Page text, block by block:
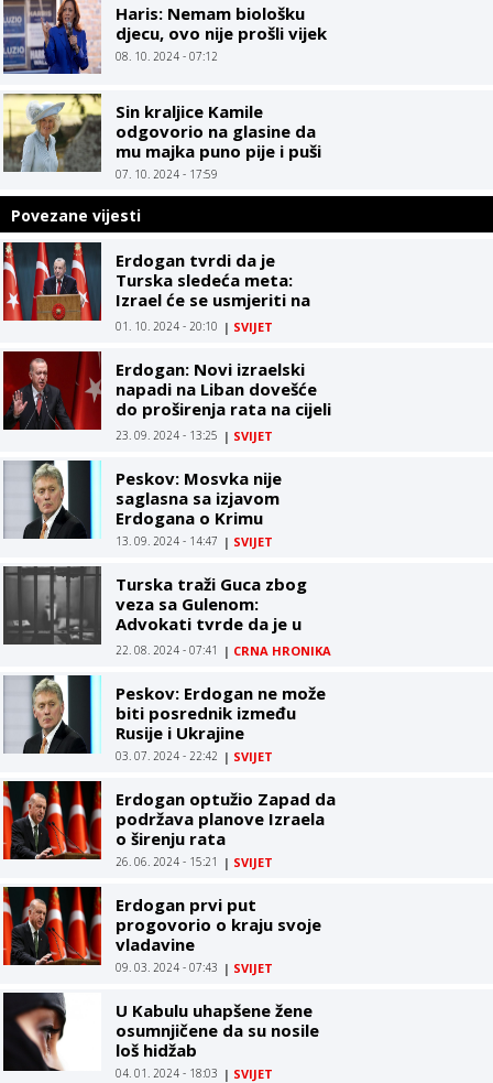
Haris: Nemam biološku
djecu, ovo nije prošli vijek
08. 10. 2024 - 07:12
Sin kraljice Kamile
odgovorio na glasine da
mu majka puno pije i puši
07. 10. 2024 - 17:59
Povezane vijesti
Erdogan tvrdi da je
Turska sledeća meta:
Izrael će se usmjeriti na
našu domovinu
01. 10. 2024 - 20:10 | SVIJET
Erdogan: Novi izraelski
napadi na Liban dovešće
do proširenja rata na cijeli
region
23. 09. 2024 - 13:25 | SVIJET
Peskov: Mosvka nije
saglasna sa izjavom
Erdogana o Krimu
13. 09. 2024 - 14:47 | SVIJET
Turska traži Guca zbog
veza sa Gulenom:
Advokati tvrde da je u
pitanju politički progon
22. 08. 2024 - 07:41 | CRNA HRONIKA
Peskov: Erdogan ne može
biti posrednik između
Rusije i Ukrajine
03. 07. 2024 - 22:42 | SVIJET
Erdogan optužio Zapad da
podržava planove Izraela
o širenju rata
26. 06. 2024 - 15:21 | SVIJET
Erdogan prvi put
progovorio o kraju svoje
vladavine
09. 03. 2024 - 07:43 | SVIJET
U Kabulu uhapšene žene
osumnjičene da su nosile
loš hidžab
04. 01. 2024 - 18:03 | SVIJET